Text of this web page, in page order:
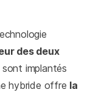
des deux
implantés
hybride offre la